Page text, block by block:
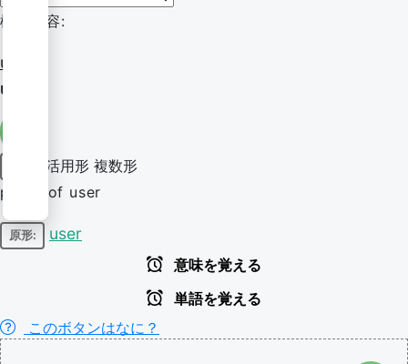
検索内容:
users
users
活用形 複数形
plural of user
原形: user
意味を覚える
単語を覚える
このボタンはなに？